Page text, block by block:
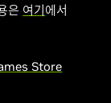
은 여기에서
Store